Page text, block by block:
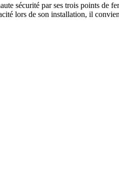
sécurité par ses trois points de
lors de son installation, il